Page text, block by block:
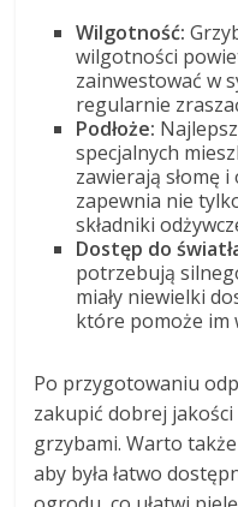
Wilgotność:
wilgotności
zainwestować w
regularnie
Podłoże:
specjalnych
zawierają słomę
zapewnia nie
składniki
Dostęp do
potrzebują
miały niewielki
które pomoże im
Po przygotowaniu
zakupić dobrej
grzybami. Warto
aby była łatwo